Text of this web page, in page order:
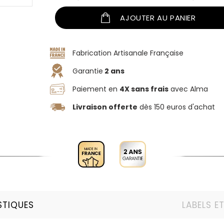
AJOUTER AU PANIER
Fabrication Artisanale Française
Garantie 2 ans
Paiement en 4X sans fraisavec Alma
Livraison offerte dès 150 euros d'achat
LABELS